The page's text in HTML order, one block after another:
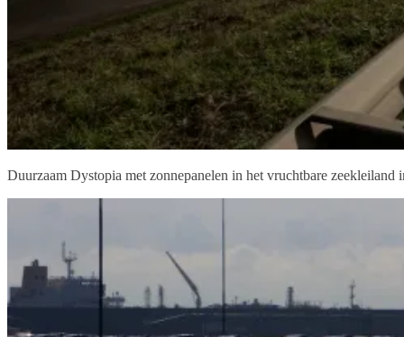
Duurzaam Dystopia met zonnepanelen in het vruchtbare zeekleiland